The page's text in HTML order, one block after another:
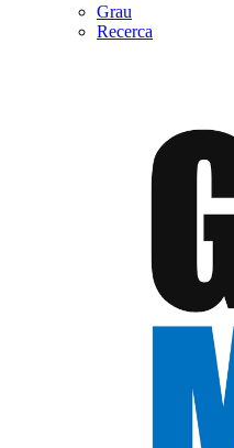
Grau
Recerca